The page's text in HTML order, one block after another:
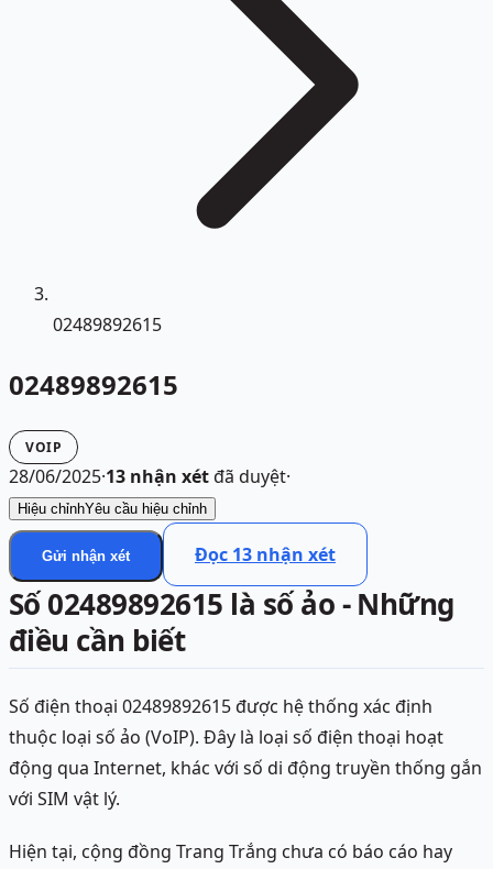
02489892615
02489892615
VOIP
28/06/2025·13 nhận xétđã duyệt·
Hiệu chỉnhYêu cầu hiệu chỉnh
Gửi nhận xét Đọc 13 nhận xét
Số 02489892615 là số ảo - Những
điều cần biết
Số điện thoại 02489892615 được hệ thống xác định
thuộc loại số ảo (VoIP). Đây là loại số điện thoại hoạt
động qua Internet, khác với số di động truyền thống gắn
với SIM vật lý.
Hiện tại, cộng đồng Trang Trắng chưa có báo cáo hay